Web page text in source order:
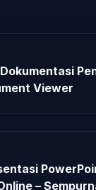
Viewer
–